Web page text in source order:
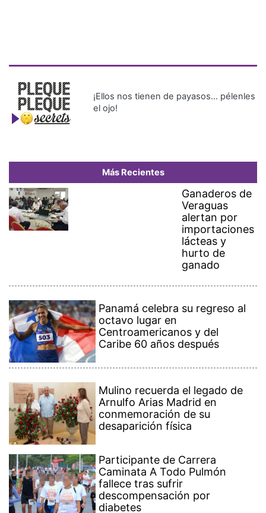
¡Ellos nos tienen de payasos… pélenles
el ojo!
Más Recientes
Ganaderos de
Veraguas
alertan por
importaciones
lácteas y
hurto de
ganado
Panamá celebra su regreso al
octavo lugar en
Centroamericanos y del
Caribe 60 años después
Mulino recuerda el legado de
Arnulfo Arias Madrid en
conmemoración de su
desaparición física
Participante de Carrera
Caminata A Todo Pulmón
fallece tras sufrir
descompensación por
diabetes